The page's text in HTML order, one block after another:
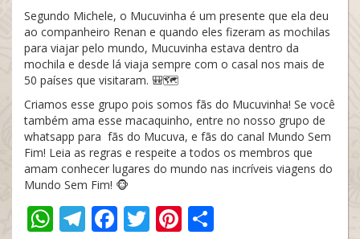
Segundo Michele, o Mucuvinha é um presente que ela deu
ao companheiro Renan e quando eles fizeram as mochilas
para viajar pelo mundo, Mucuvinha estava dentro da
mochila e desde lá viaja sempre com o casal nos mais de
50 países que visitaram. 🎒🗺️
Criamos esse grupo pois somos fãs do Mucuvinha! Se você
também ama esse macaquinho, entre no nosso grupo de
whatsapp para fãs do Mucuva, e fãs do canal Mundo Sem
Fim! Leia as regras e respeite a todos os membros que
amam conhecer lugares do mundo nas incríveis viagens do
Mundo Sem Fim! 🐵
WhatsApp
Telegram
Facebook
TwitterPinterest